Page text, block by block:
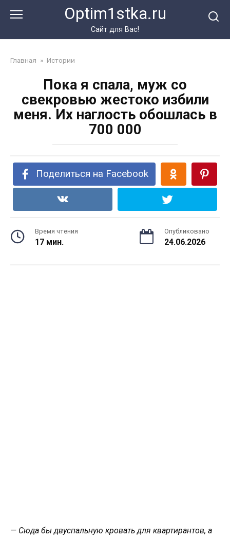
Optim1stka.ru
Сайт для Вас!
Главная » Истории
Пока я спала, муж со
свекровью жестоко избили
меня. Их наглость обошлась в
700 000
Поделиться на Facebook
Время чтения
17 мин.
Опубликовано
24.06.2026
— Сюда бы двуспальную кровать для квартирантов, а